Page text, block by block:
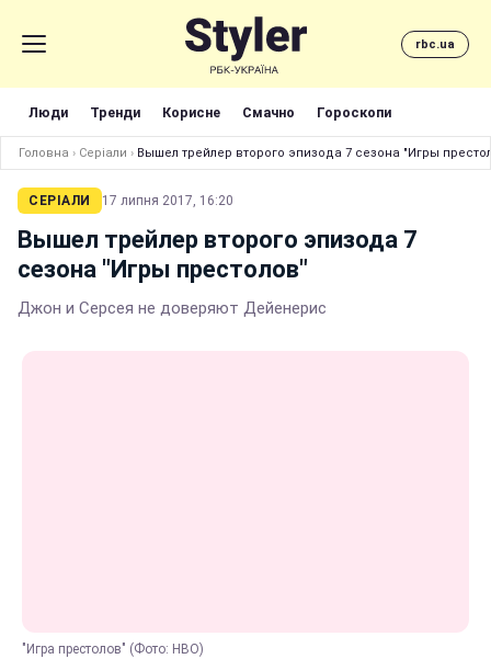
rbc.ua
Люди Тренди Корисне Смачно Гороскопи
Головна › Серіали › Вышел трейлер второго эпизода 7 сезона "Игры
СЕРІАЛИ 17 липня 2017, 16:20
Вышел трейлер второго эпизода 7
сезона "Игры престолов"
Джон и Серсея не доверяют Дейенерис
"Игра престолов" (Фото: HBO)